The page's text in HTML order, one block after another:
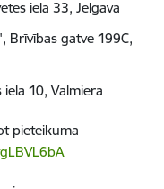
iela 33, Jelgava
Brīvības gatve 199C,
10, Valmiera
pieteikuma